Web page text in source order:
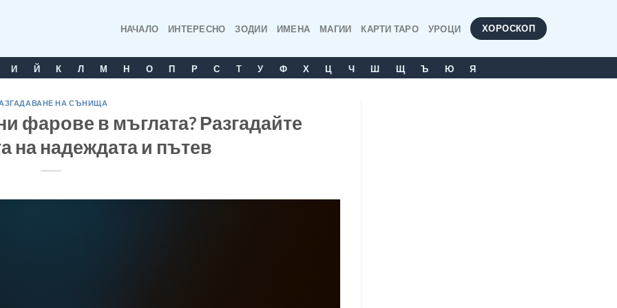
НАЧАЛО ИНТЕРЕСНО ЗОДИИ ИМЕНА МАГИИ КАРТИ ТАРО УРОЦИ ХОРОСКОП
И Й К Л М Н О П Р С T У Ф Х Ц Ч Ш Щ Ъ Ю Я
НА СЪНИЩА
фарове в мъглата? Разгадайте
на надеждата и пътев